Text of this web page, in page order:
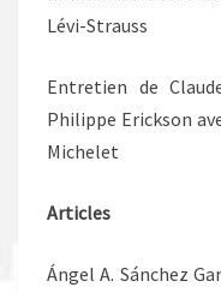
Lévi-Strauss
Entretien de
Philippe Erickson
Michelet
Articles
Ángel A. Sánchez